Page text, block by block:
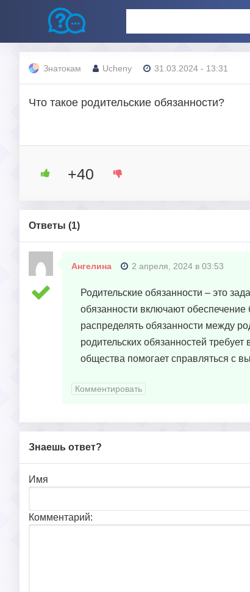
Знатокам Ucheny 31.03.2024 - 13:31
Что такое родительские обязанности?
+40
Ответы (1)
Ангелина 2 апреля, 2024 в 03:53
Родительские обязанности – это
обязанности включают
распределять обязанности между
родительских обязанностей
общества помогает справляться с
Комментировать
Знаешь ответ?
Имя
Комментарий: